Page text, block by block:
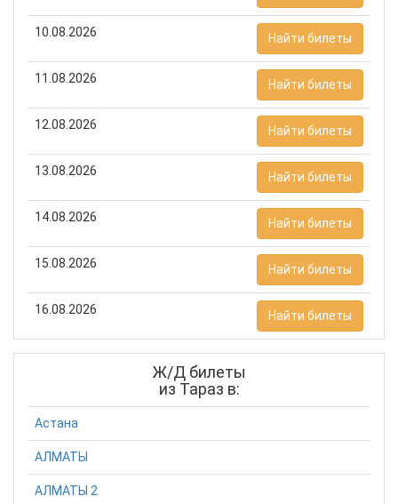
10.08.2026 Найти билеты
11.08.2026 Найти билеты
12.08.2026 Найти билеты
13.08.2026 Найти билеты
14.08.2026 Найти билеты
15.08.2026 Найти билеты
16.08.2026 Найти билеты
Ж/Д билеты
из Тараз в:
Астана
АЛМАТЫ
АЛМАТЫ 2